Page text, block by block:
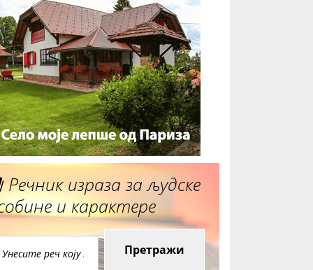
Речник израза за људске
и карактере
Претражи